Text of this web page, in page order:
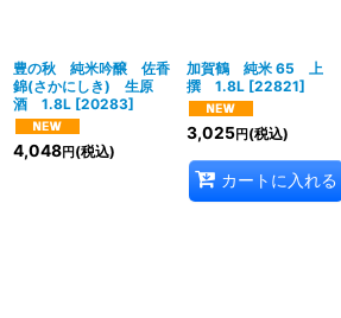
豊の秋 純米吟醸 佐香
錦(さかにしき) 生原
酒 1.8L [20283]
4,048円 (税込)
加賀鶴 純米 65 上
撰 1.8L [22821]
3,025円(税込)
カートに入れる